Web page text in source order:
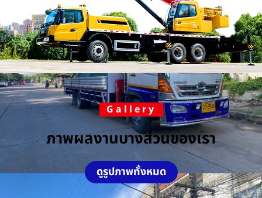
Gallery
ภาพผลงานบางส่วนของเรา
ดูรูปภาพทั้งหมด